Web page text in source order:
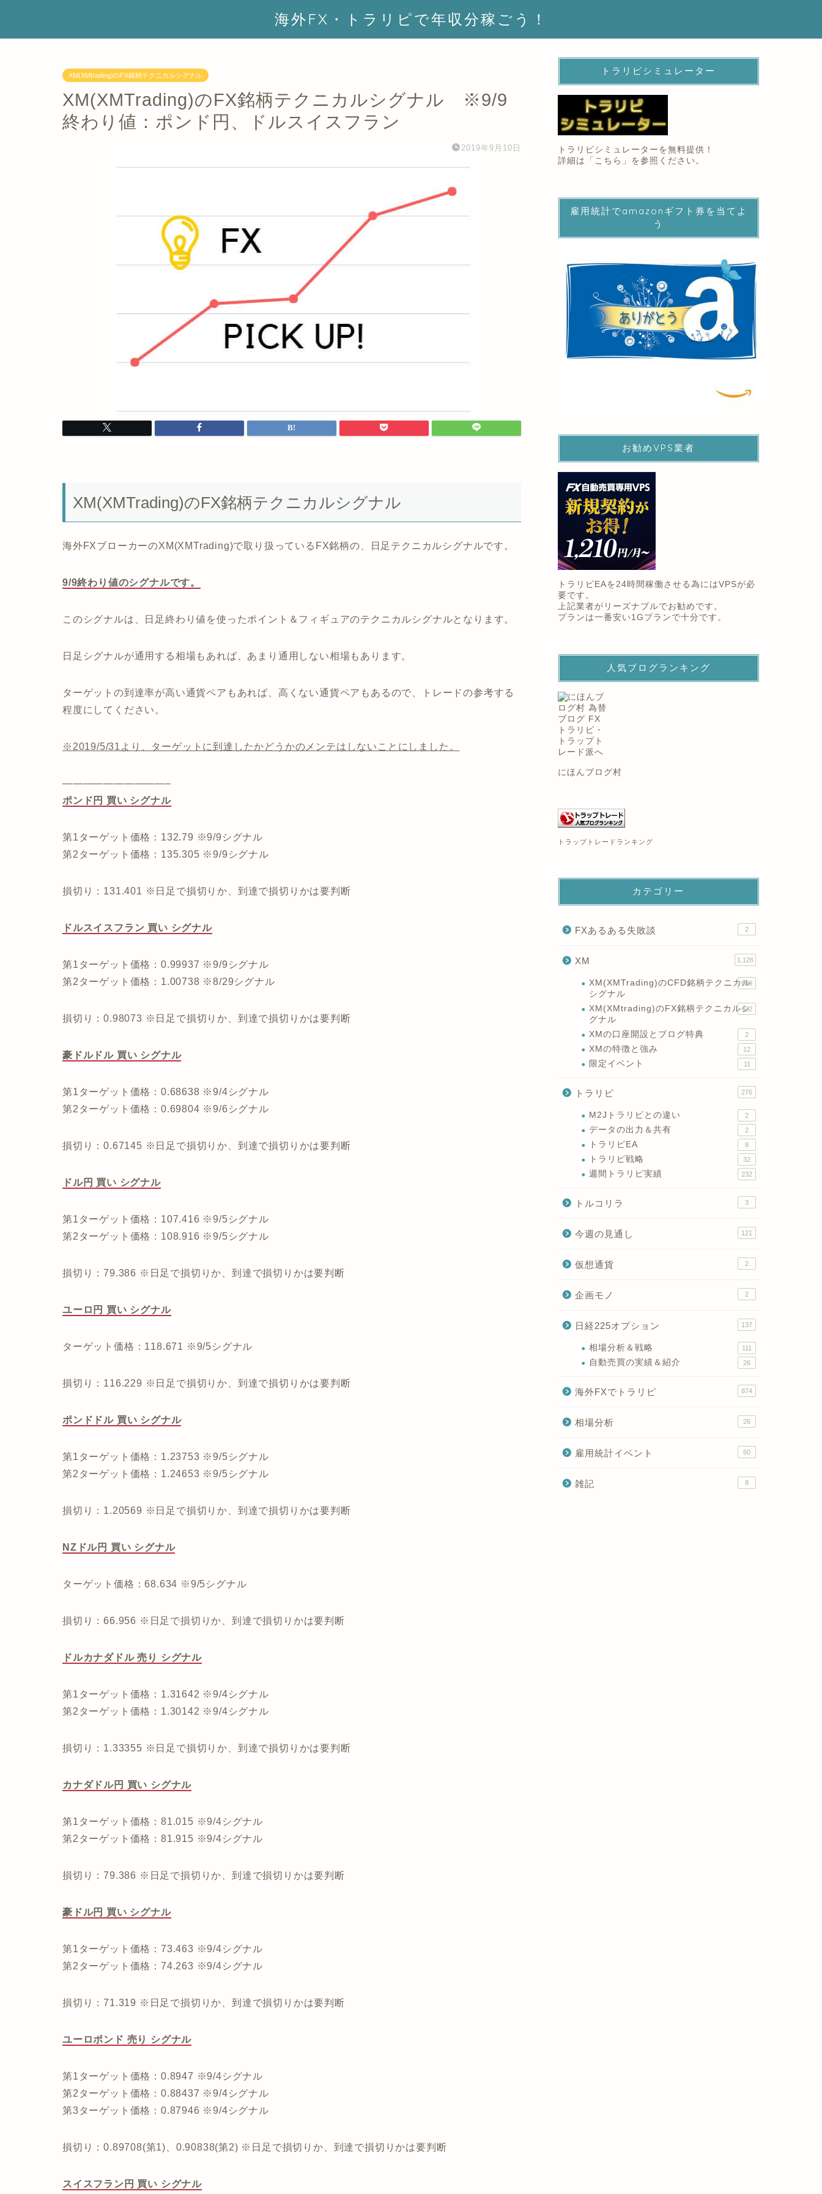
海外FX・トラリピで年収分稼ごう！
XM(XMtrading)のFX銘柄テクニカルシグナル
XM(XMTrading)のFX銘柄テクニカルシグナル ※9/9
終わり値：ポンド円、ドルスイスフラン
2019年9月10日
XM(XMTrading)のFX銘柄テクニカルシグナル
海外FXブローカーのXM(XMTrading)で取り扱っているFX銘柄の、日足テクニカルシグナルです。
9/9終わり値のシグナルです。
このシグナルは、日足終わり値を使ったポイント＆フィギュアのテクニカルシグナルとなります。
日足シグナルが通用する相場もあれば、あまり通用しない相場もあります。
ターゲットの到達率が高い通貨ペアもあれば、高くない通貨ペアもあるので、トレードの参考する
程度にしてください。
※2019/5/31より、ターゲットに到達したかどうかのメンテはしないことにしました。
——————————–
ポンド円 買い シグナル
第1ターゲット価格：132.79 ※9/9シグナル
第2ターゲット価格：135.305 ※9/9シグナル
損切り：131.401 ※日足で損切りか、到達で損切りかは要判断
ドルスイスフラン 買い シグナル
第1ターゲット価格：0.99937 ※9/9シグナル
第2ターゲット価格：1.00738 ※8/29シグナル
損切り：0.98073 ※日足で損切りか、到達で損切りかは要判断
豪ドルドル 買い シグナル
第1ターゲット価格：0.68638 ※9/4シグナル
第2ターゲット価格：0.69804 ※9/6シグナル
損切り：0.67145 ※日足で損切りか、到達で損切りかは要判断
ドル円 買い シグナル
第1ターゲット価格：107.416 ※9/5シグナル
第2ターゲット価格：108.916 ※9/5シグナル
損切り：79.386 ※日足で損切りか、到達で損切りかは要判断
ユーロ円 買い シグナル
ターゲット価格：118.671 ※9/5シグナル
損切り：116.229 ※日足で損切りか、到達で損切りかは要判断
ポンドドル 買い シグナル
第1ターゲット価格：1.23753 ※9/5シグナル
第2ターゲット価格：1.24653 ※9/5シグナル
損切り：1.20569 ※日足で損切りか、到達で損切りかは要判断
NZドル円 買い シグナル
ターゲット価格：68.634 ※9/5シグナル
損切り：66.956 ※日足で損切りか、到達で損切りかは要判断
ドルカナダドル 売り シグナル
第1ターゲット価格：1.31642 ※9/4シグナル
第2ターゲット価格：1.30142 ※9/4シグナル
損切り：1.33355 ※日足で損切りか、到達で損切りかは要判断
カナダドル円 買い シグナル
第1ターゲット価格：81.015 ※9/4シグナル
第2ターゲット価格：81.915 ※9/4シグナル
損切り：79.386 ※日足で損切りか、到達で損切りかは要判断
豪ドル円 買い シグナル
第1ターゲット価格：73.463 ※9/4シグナル
第2ターゲット価格：74.263 ※9/4シグナル
損切り：71.319 ※日足で損切りか、到達で損切りかは要判断
ユーロポンド 売り シグナル
第1ターゲット価格：0.8947 ※9/4シグナル
第2ターゲット価格：0.88437 ※9/4シグナル
第3ターゲット価格：0.87946 ※9/4シグナル
損切り：0.89708(第1)、0.90838(第2) ※日足で損切りか、到達で損切りかは要判断
スイスフラン円 買い シグナル
トラリピシミュレーター
トラリピシミュレーターを無料提供！
詳細は「 こちら 」を参照ください。
雇用統計でamazonギフト券を当てよ
う
お勧めVPS業者
トラリピEAを24時間稼働させる為にはVPSが必
要です。
上記業者がリーズナブルでお勧めです。
プランは一番安い1Gプランで十分です。
人気ブログランキング
にほんブログ村
トラップトレードランキング
カテゴリー
FXあるある失敗談 2
XM 1,126
XM(XMTrading)のCFD銘柄テクニカル
シグナル
699
XM(XMtrading)のFX銘柄テクニカルシ
グナル
402
XMの口座開設とブログ特典 2
XMの特徴と強み 12
限定イベント 11
トラリピ 276
M2Jトラリピとの違い 2
データの出力＆共有 2
トラリピEA 8
トラリピ戦略 32
週間トラリピ実績 232
トルコリラ 3
今週の見通し 121
仮想通貨 2
企画モノ 2
日経225オプション 137
相場分析＆戦略 111
自動売買の実績＆紹介 26
海外FXでトラリピ 874
相場分析 26
雇用統計イベント 60
雑記 8